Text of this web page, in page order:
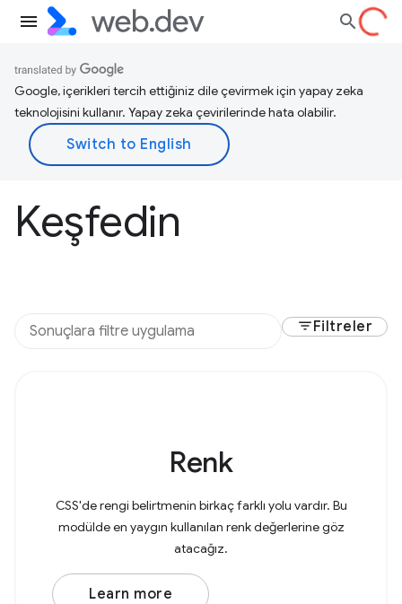
Google, içerikleri tercih ettiğiniz dile çevirmek için yapay zeka
teknolojisini kullanır. Yapay zeka çevirilerinde hata olabilir.
Keşfedin
filter_listFiltreler
Renk
CSS'de rengi belirtmenin birkaç farklı yolu vardır. Bu
modülde en yaygın kullanılan renk değerlerine göz
atacağız.
Learn more